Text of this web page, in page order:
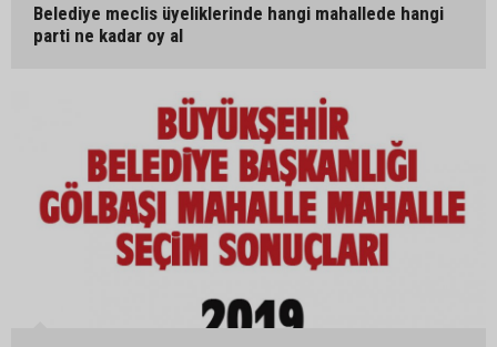
Belediye meclis üyeliklerinde hangi mahallede hangi
parti ne kadar oy al